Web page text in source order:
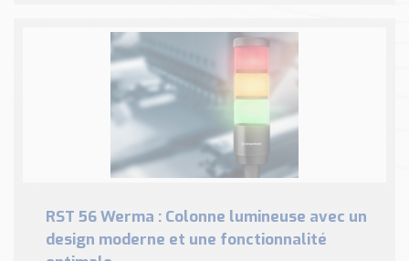
RST 56 Werma : Colonne lumineuse avec un
design moderne et une fonctionnalité